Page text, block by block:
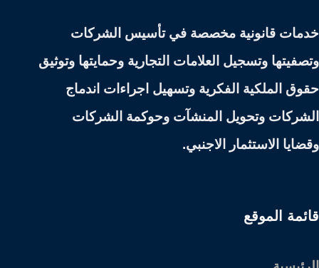
خدمات قانونية مخصصة في تأسيس الشركات
وتصفيتها وتسجيل العلامات التجارية وحمايتها وتوثيق
حقوق الملكية الفكرية وتسهيل اجراءات اندماج
الشركات وتحويل المنشآت وحوكمة الشركات
وقضايا الاستثمار الاجنبي.
قائمة الموقع